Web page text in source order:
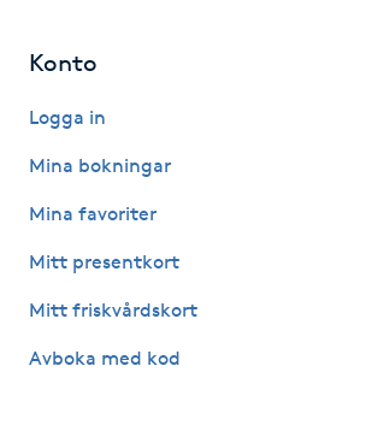
LPG
LPG-behandling
Luggklippning
Konto
Logga in
Mina bokningar
Mina favoriter
Mitt presentkort
Mitt friskvårdskort
Avboka med kod